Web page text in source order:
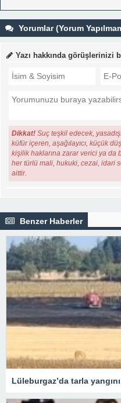
Yorumlar (Yorum
Yazı hakkında görüşlerinizi
Dikkat! Suç teşkil edecek,
küfür içeren, aşağılayıcı, küçük
kişilik haklarına zarar verici ya
her türlü mali, hukuki, cezai, idari
aittir.
Benzer Haberler